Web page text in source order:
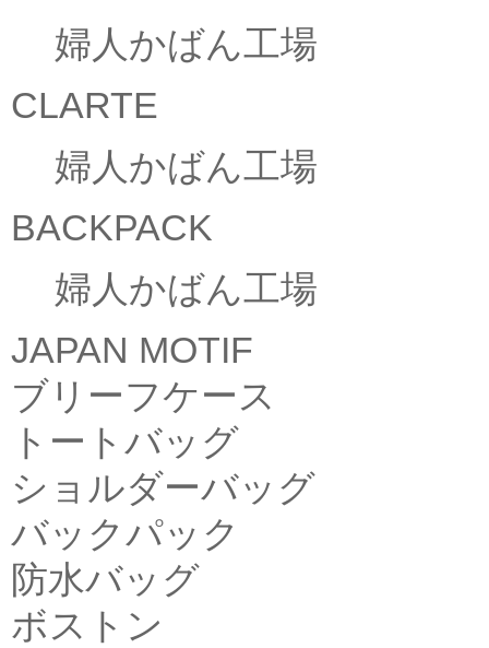
婦人かばん工場
CLARTE
婦人かばん工場
BACKPACK
婦人かばん工場
JAPAN MOTIF
ブリーフケース
トートバッグ
ショルダーバッグ
バックパック
防水バッグ
ボストン